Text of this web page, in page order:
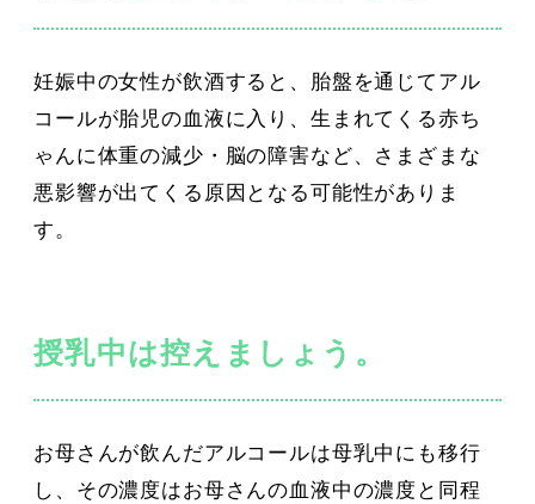
妊娠中の女性が飲酒すると、胎盤を通じてアル
コールが胎児の血液に入り、生まれてくる赤ち
ゃんに体重の減少・脳の障害など、さまざまな
悪影響が出てくる原因となる可能性がありま
す。
授乳中は控えましょう。
お母さんが飲んだアルコールは母乳中にも移行
し、その濃度はお母さんの血液中の濃度と同程